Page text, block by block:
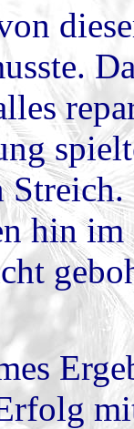
hin